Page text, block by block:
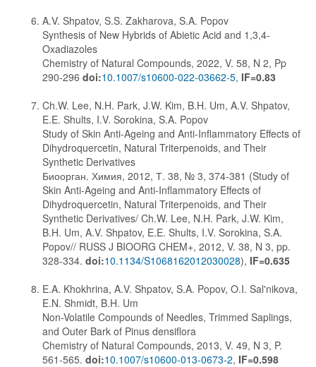
A.V. Shpatov, S.S. Zakharova, S.A. Popov
Synthesis of New Hybrids of Abietic Acid and 1,3,4-
Oxadiazoles
Chemistry of Natural Compounds, 2022, V. 58, N 2, Pp
290-296 doi:10.1007/s10600-022-03662-5, IF=0.83
Ch.W. Lee, N.H. Park, J.W. Kim, B.H. Um, A.V. Shpatov,
E.E. Shults, I.V. Sorokina, S.A. Popov
Study of Skin Anti-Ageing and Anti-Inflammatory Effects of
Dihydroquercetin, Natural Triterpenoids, and Their
Synthetic Derivatives
Биоорган. Химия, 2012, Т. 38, № 3, 374-381 (Study of
Skin Anti-Ageing and Anti-Inflammatory Effects of
Dihydroquercetin, Natural Triterpenoids, and Their
Synthetic Derivatives/ Ch.W. Lee, N.H. Park, J.W. Kim,
B.H. Um, A.V. Shpatov, E.E. Shults, I.V. Sorokina, S.A.
Popov// RUSS J BIOORG CHEM+, 2012, V. 38, N 3, pp.
328-334. doi:10.1134/S1068162012030028), IF=0.635
E.A. Khokhrina, A.V. Shpatov, S.A. Popov, O.I. Sal'nikova,
E.N. Shmidt, B.H. Um
Non-Volatile Compounds of Needles, Trimmed Saplings,
and Outer Bark of Pinus densiflora
Chemistry of Natural Compounds, 2013, V. 49, N 3, P.
561-565. doi:10.1007/s10600-013-0673-2, IF=0.598